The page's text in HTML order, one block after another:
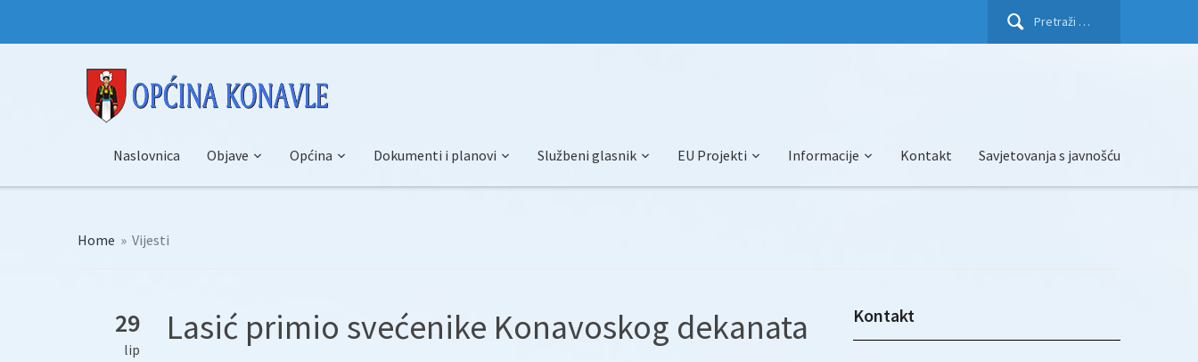
Pretraži:
Naslovnica Objave Općina Dokumenti i planovi Službeni glasnik EU Projekti Informacije Kontakt Savjetovanja s javnošću
Home » Vijesti
29
lip
Lasić primio svećenike Konavoskog dekanata Kontakt